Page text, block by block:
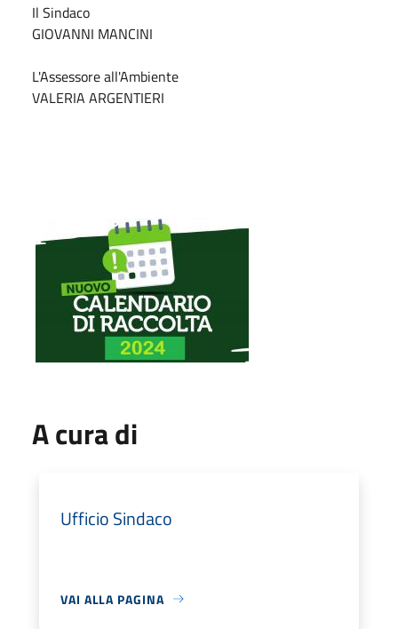
Il Sindaco
GIOVANNI MANCINI
L'Assessore all'Ambiente
VALERIA ARGENTIERI
A cura di
Ufficio Sindaco
VAI ALLA PAGINA